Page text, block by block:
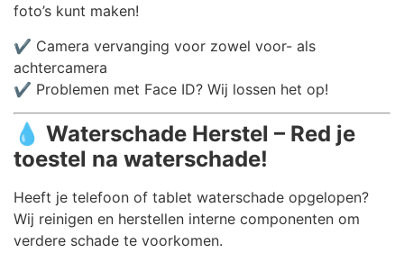
foto’s kunt maken!
✔️ Camera vervanging voor zowel voor- als
achtercamera
✔️ Problemen met Face ID? Wij lossen het op!
💧 Waterschade Herstel – Red je
toestel na waterschade!
Heeft je telefoon of tablet waterschade opgelopen?
Wij reinigen en herstellen interne componenten om
verdere schade te voorkomen.